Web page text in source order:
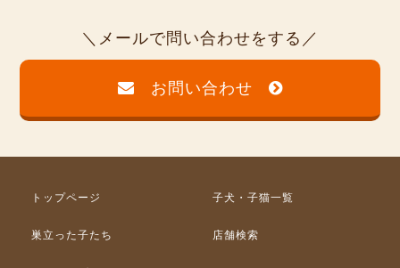
メールで問い合わせをする
お問い合わせ
トップページ 子犬・子猫一覧
巣立った子たち 店舗検索